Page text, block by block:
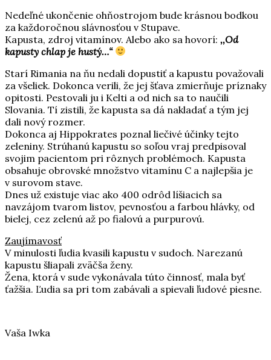
Nedeľné ukončenie ohňostrojom bude krásnou bodkou
za každoročnou slávnosťou v Stupave.
Kapusta, zdroj vitamínov. Alebo ako sa hovorí: ,,Od
kapusty chlap je hustý…“
Starí Rimania na ňu nedali dopustiť a kapustu považovali
za všeliek. Dokonca verili, že jej šťava zmierňuje príznaky
opitosti. Pestovali ju i Kelti a od nich sa to naučili
Slovania. Tí zistili, že kapusta sa dá nakladať a tým jej
dali nový rozmer.
Dokonca aj Hippokrates poznal liečivé účinky tejto
zeleniny. Strúhanú kapustu so soľou vraj predpisoval
svojim pacientom pri rôznych problémoch. Kapusta
obsahuje obrovské množstvo vitamínu C a najlepšia je
v surovom stave.
Dnes už existuje viac ako 400 odrôd líšiacich sa
navzájom tvarom listov, pevnosťou a farbou hlávky, od
bielej, cez zelenú až po fialovú a purpurovú.
Zaujímavosť
V minulosti ľudia kvasili kapustu v sudoch. Narezanú
kapustu šliapali zväčša ženy.
Žena, ktorá v sude vykonávala túto činnosť, mala byť
ťažšia. Ľudia sa pri tom zabávali a spievali ľudové piesne.
Vaša Iwka